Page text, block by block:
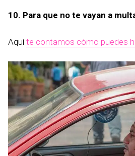
10. Para que no te vayan a
Aquíte contamos cómo puedes